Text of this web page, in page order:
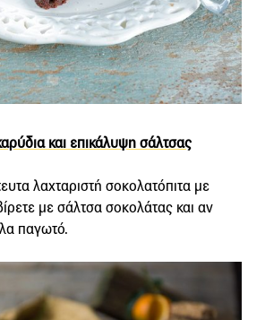
και επικάλυψη σάλτσας
λαχταριστή σοκολατόπιτα με
με σάλτσα σοκολάτας και αν
παγωτό.